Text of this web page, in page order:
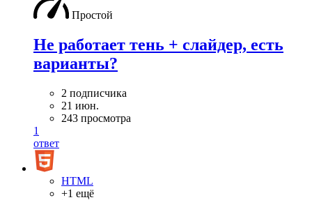
Простой
Не работает тень + слайдер, есть
варианты?
2 подписчика
21 июн.
243 просмотра
1
ответ
HTML
+1 ещё